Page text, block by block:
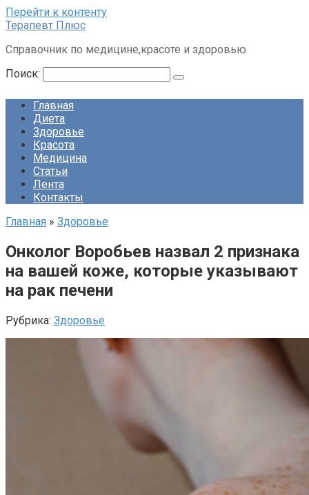
Перейти к контенту
Терапевт Плюс
Справочник по медицине,красоте и здоровью
Поиск:
Главная
Диета
Здоровье
Красота
Медицина
Статьи
Лента
Контакты
Главная » Здоровье
Онколог Воробьев назвал 2 признака
на вашей коже, которые указывают
на рак печени
Рубрика: Здоровье